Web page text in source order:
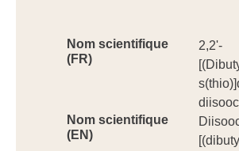
Nom scientifique
(FR)
2,2'-
Nom scientifique
(EN)